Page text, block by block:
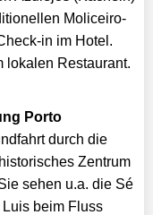
Moliceiro-
in im Hotel.
lokalen Restaurant.
Porto
durch die
Zentrum
sehen u.a. die Sé
beim Fluss